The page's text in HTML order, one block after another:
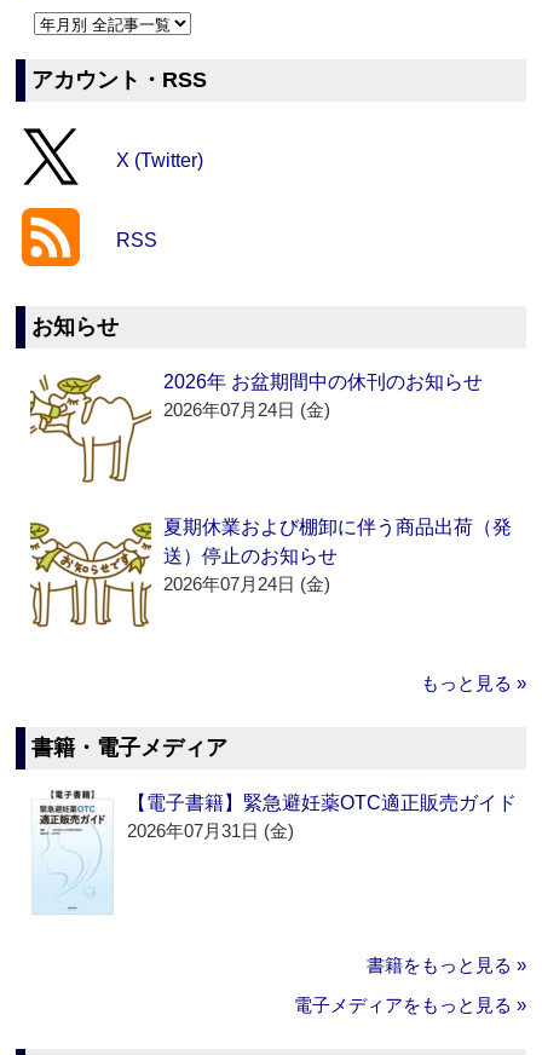
アカウント・RSS
X (Twitter)
RSS
お知らせ
2026年 お盆期間中の休刊のお知らせ
2026年07月24日 (金)
夏期休業および棚卸に伴う商品出荷（発
送）停止のお知らせ
2026年07月24日 (金)
もっと見る »
書籍・電子メディア
【電子書籍】緊急避妊薬OTC適正販売ガイド
2026年07月31日 (金)
書籍をもっと見る »
電子メディアをもっと見る »